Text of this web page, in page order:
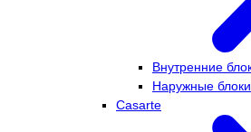
Внутренние
Наружные блоки
Casarte